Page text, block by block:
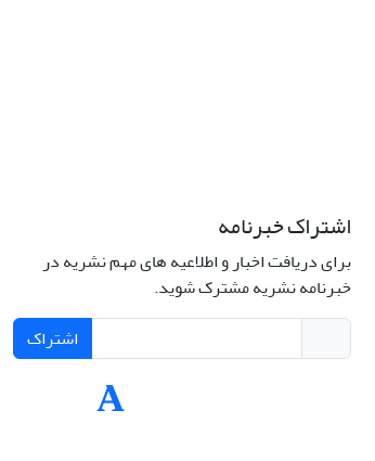
اشتراک خبرنامه
برای دریافت اخبار و اطلاعیه های مهم نشریه در
خبرنامه نشریه مشترک شوید.
اشتراک